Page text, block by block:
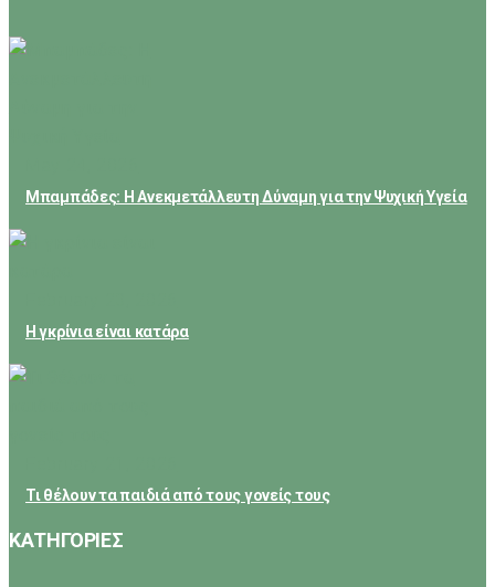
Μπαμπάδες: Η Ανεκμετάλλευτη Δύναμη για την Ψυχική Υγεία
Η γκρίνια είναι κατάρα
Τι θέλουν τα παιδιά από τους γονείς τους
ΚΑΤΗΓΟΡΙΕΣ